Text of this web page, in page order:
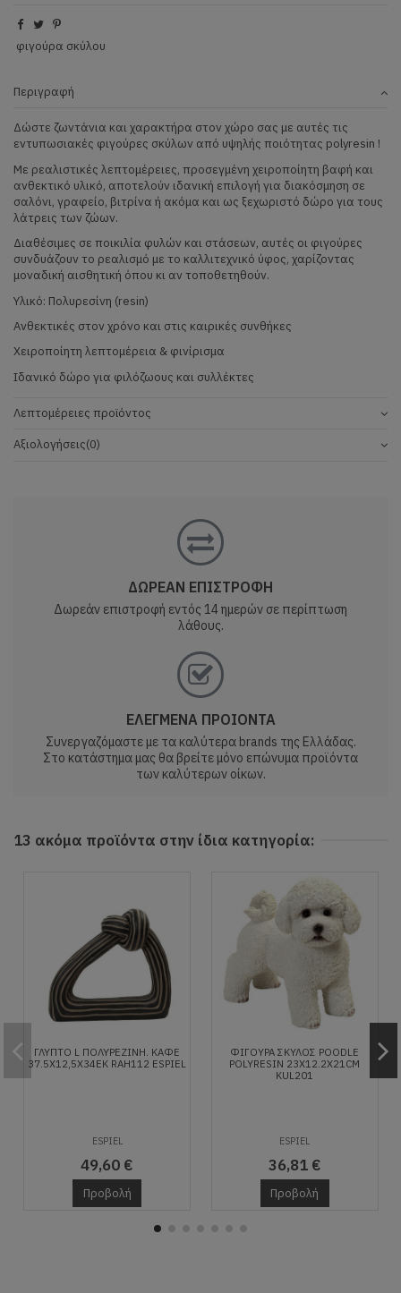
φιγούρα σκύλου
Περιγραφή
Δώστε ζωντάνια και χαρακτήρα στον χώρο σας με αυτές τις
εντυπωσιακές φιγούρες σκύλων από υψηλής ποιότητας polyresin !
Με ρεαλιστικές λεπτομέρειες, προσεγμένη χειροποίητη βαφή και
ανθεκτικό υλικό, αποτελούν ιδανική επιλογή για διακόσμηση σε
σαλόνι, γραφείο, βιτρίνα ή ακόμα και ως ξεχωριστό δώρο για τους
λάτρεις των ζώων.
Διαθέσιμες σε ποικιλία φυλών και στάσεων, αυτές οι φιγούρες
συνδυάζουν το ρεαλισμό με το καλλιτεχνικό ύφος, χαρίζοντας
μοναδική αισθητική όπου κι αν τοποθετηθούν.
Υλικό: Πολυρεσίνη (resin)
Ανθεκτικές στον χρόνο και στις καιρικές συνθήκες
Χειροποίητη λεπτομέρεια & φινίρισμα
Ιδανικό δώρο για φιλόζωους και συλλέκτες
Λεπτομέρειες προϊόντος
Αξιολογήσεις(0)
ΔΩΡΕΑΝ ΕΠΙΣΤΡΟΦΗ
Δωρεάν επιστροφή εντός 14 ημερών σε περίπτωση
λάθους.
ΕΛΕΓΜΕΝΑ ΠΡΟΙΟΝΤΑ
Συνεργαζόμαστε με τα καλύτερα brands της Ελλάδας.
Στο κατάστημα μας θα βρείτε μόνο επώνυμα προϊόντα
των καλύτερων οίκων.
13 ακόμα προϊόντα στην ίδια κατηγορία:
ΓΛΥΠΤΟ L ΠΟΛΥΡΕΖINH. ΚΑΦΕ
37.5Χ12,5Χ34ΕΚ RAH112 ESPIEL
ESPIEL
49,60 €
Προβολή
ΦΙΓΟΥΡΑ ΣΚΥΛΟΣ POODLE
POLYRESIN 23X12.2X21CM
KUL201
ESPIEL
36,81 €
Προβολή